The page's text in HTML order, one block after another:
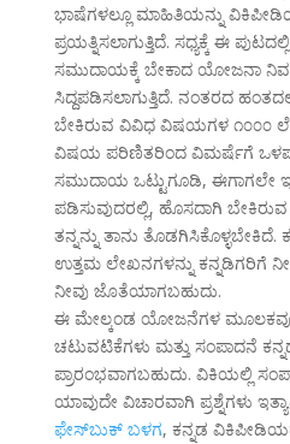
ಭಾಷೆಗಳಲ್ಲೂ ಮಾಹಿತಿಯನ್ನು
ಪ್ರಯತ್ನಿಸಲಾಗುತ್ತಿದೆ. ಸಧ್ಯಕ್ಕೆ ಈ
ಸಮುದಾಯಕ್ಕೆ ಬೇಕಾದ ಯೋಜನಾ
ಸಿದ್ದಪಡಿಸಲಾಗುತ್ತಿದೆ. ನಂತರದ
ಬೇಕಿರುವ ವಿವಿಧ ವಿಷಯಗಳ ೧೦೦೦
ವಿಷಯ ಪರಿಣಿತರಿಂದ ವಿಮರ್ಷೆಗೆ
ಸಮುದಾಯ ಒಟ್ಟುಗೂಡಿ, ಈಗಾಗಲೇ
ಪಡಿಸುವುದರಲ್ಲಿ, ಹೊಸದಾಗಿ
ತನ್ನನ್ನು ತಾನು ತೊಡಗಿಸಿಕೊಳ್ಳಬೇಕಿದೆ.
ಉತ್ತಮ ಲೇಖನಗಳನ್ನು ಕನ್ನಡಿಗರಿಗೆ
ನೀವು ಜೊತೆಯಾಗಬಹುದು.
ಈ ಮೇಲ್ಕಂಡ ಯೋಜನೆಗಳ
ಚಟುವಟಿಕೆಗಳು ಮತ್ತು ಸಂಪಾದನೆ
ಪ್ರಾರಂಭವಾಗಬಹುದು. ವಿಕಿಯಲ್ಲಿ
ಯಾವುದೇ ವಿಚಾರವಾಗಿ ಪ್ರಶ್ನೆಗಳು
ಫೇಸ್‌ಬುಕ್ ಬಳಗ, ಕನ್ನಡ